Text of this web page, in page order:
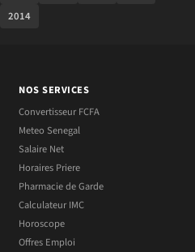
2014
NOS SERVICES
Convertisseur FCFA
Meteo Senegal
Salaire Net
Horaires Priere
Pharmacie de Garde
Calculateur IMC
Horoscope
Offres Emploi